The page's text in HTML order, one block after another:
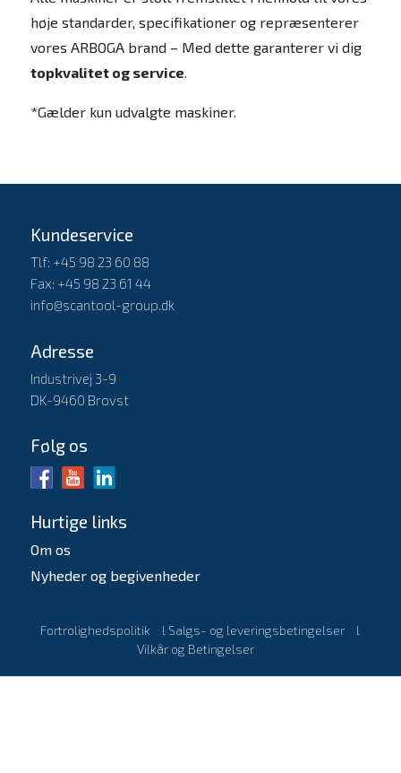
høje standarder, specifikationer og repræsenterer
vores ARBOGA brand – Med dette garanterer vi dig
topkvalitet og service.
*Gælder kun udvalgte maskiner.
Kundeservice
Tlf: +45 98 23 60 88
Fax: +45 98 23 61 44
info@scantool-group.dk
Adresse
Industrivej 3-9
DK-9460 Brovst
Følg os
Hurtige links
Om os
Nyheder og begivenheder
Fortrolighedspolitik l Salgs- og leveringsbetingelser
l
Vilkår og Betingelser